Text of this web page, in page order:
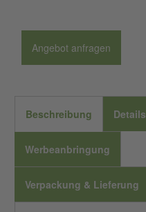
Angebot anfragen
Beschreibung Details
Werbeanbringung
Verpackung & Lieferung